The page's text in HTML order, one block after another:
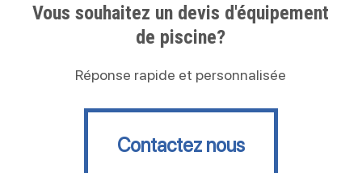
Vous souhaitez un devis d'équipement
de piscine?
Réponse rapide et personnalisée
Contactez nous
Contactez nous